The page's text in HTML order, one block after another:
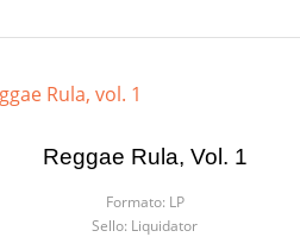
Reggae Rula, Vol. 1
Formato: LP
Sello: Liquidator